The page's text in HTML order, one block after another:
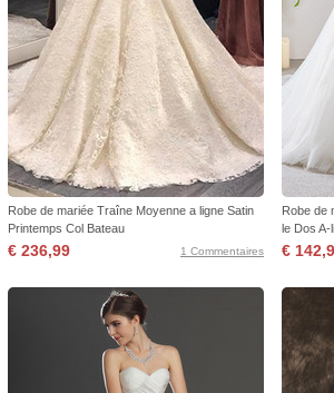
Robe de mariée Traîne Moyenne a ligne Satin
Printemps Col Bateau
€ 236,99 1 Commentaires
Robe de
le Dos A-
€